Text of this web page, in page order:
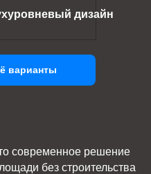
дизайн
варианты
современное решение
без строительства